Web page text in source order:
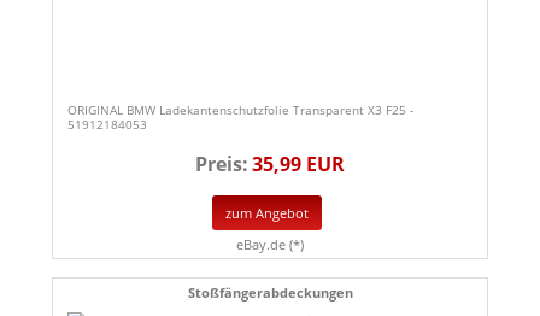
ORIGINAL BMW Ladekantenschutzfolie Transparent X3 F25 -
51912184053
Preis:35,99 EUR
zum Angebot
eBay.de (*)
Stoßfängerabdeckungen